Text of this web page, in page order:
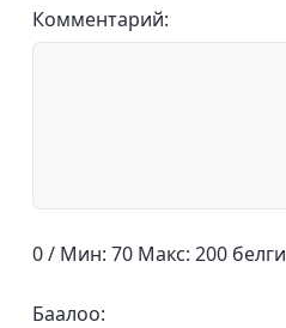
Комментарий:
0 / Мин: 70 Макс: 200 белги
Баалоо: